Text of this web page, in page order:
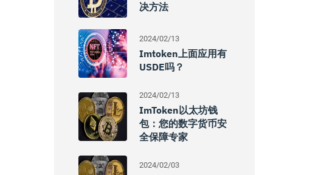
决方法
2024/02/13
Imtoken上面应用有
USDE吗？
2024/02/13
ImToken以太坊钱
包：您的数字货币安
全保障专家
2024/02/03